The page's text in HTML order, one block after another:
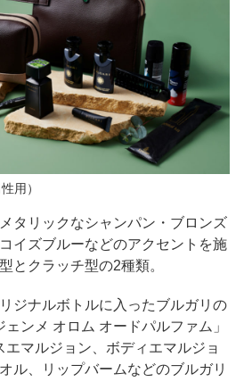
用）
タリックなシャンパン・ブロンズ
イズブルーなどのアクセントを施
とクラッチ型の2種類。
ジナルボトルに入ったブルガリの
ンメ オロム オードパルファム」
エマルジョン、ボディエマルジョ
ル、リップバームなどのブルガリ